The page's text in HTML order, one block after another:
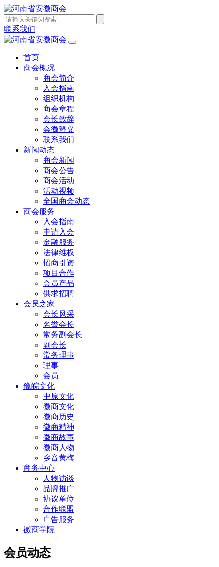
联系我们
首页
商会概况
商会简介
入会指南
组织机构
商会章程
会长致辞
会徽释义
联系我们
新闻动态
商会新闻
商会公告
商会活动
活动视频
全国商会动态
商会服务
入会指南
申请入会
金融服务
法律维权
招商引资
项目合作
会员产品
供求招聘
会员之家
会长风采
名誉会长
常务副会长
副会长
常务理事
理事
会员
豫皖文化
中原文化
徽商文化
徽商历史
徽商精神
徽商故事
徽商人物
乡音黄梅
商务中心
人物访谈
品牌推广
协议单位
合作联盟
广告服务
徽商学院
会员动态